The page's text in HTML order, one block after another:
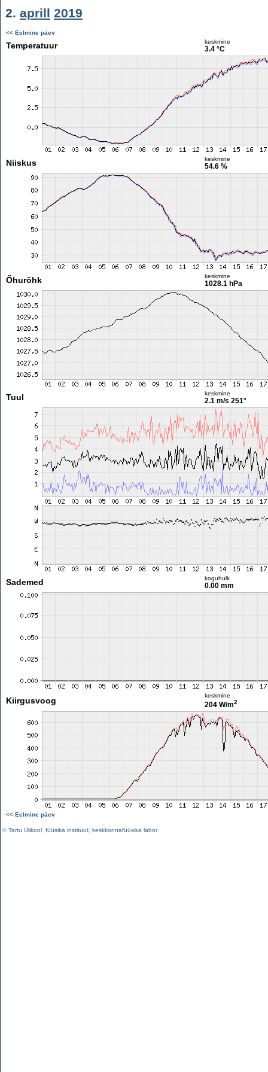
2. aprill 2019
<< Eelmine päev
Temperatuur keskmine
3.4 °C
Niiskus keskmine
54.6 %
Õhurõhk keskmine
1028.1 hPa
Tuul keskmine
2.1 m/s 251°
Sademed koguhulk
0.00 mm
Kiirgusvoog
keskmine
204 W/m2
<< Eelmine päev
©Tartu Ülikool füüsika instituut keskkonnafüüsika labor